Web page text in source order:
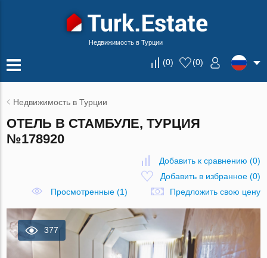
Недвижимость в Турции
(0) (0)
Недвижимость в Турции
ОТЕЛЬ В СТАМБУЛЕ, ТУРЦИЯ
№178920
Добавить к сравнению (0)
Добавить в избранное(0)
Просмотренные (1)
Предложить свою цену
377